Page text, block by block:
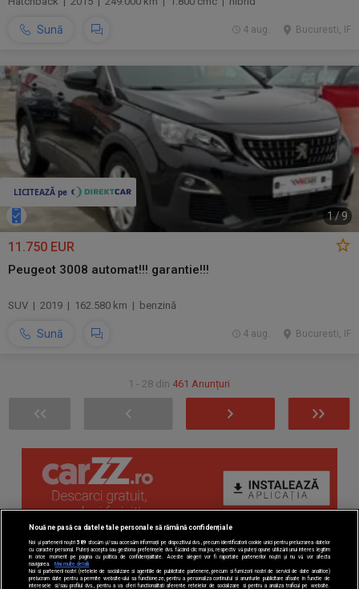
Sună Bucuresti, IF
4 aug.
1/9
11.750 EUR
Peugeot 3008 automat!!! garantie!!!
SUV | 2019 | 162.580 km | benzină
Sună Bucuresti, IF
4 aug.
1 - 28 din 461 Anunțuri
Nouă ne pasă ca datele tale personale să rămână confidențiale
Noi și partenerii noștri 589 stocăm și/sau accesăm informații pe dispozitivul dvs., precum identificatorii cookie unici pentru prelucrarea datelor
cu caracter personal. Puteți accepta sau gestiona preferințele dvs. făcând clic mai jos, respectiv vă puteți opune utilizării unui interes legitim
în orice moment pe pagina cu politica de confidențialitate. Aceste alegeri vor fi raportate partenerilor noștri și nu vă vor afecta
navigarea.
Mai multe detalii
Noi si partenerii nostri (retelele de socializare si agentiile de publicitate partenere, precum si furnizorii nostri de servicii de date analitice)
prelucram date pentru a permite website-ului sa functioneze, pentru a personaliza continutul si anunturile publicitare afisate in functie de
interesele si/sau profilul dvs., pentru a va oferi functionalitati aferente retelelor de socializare si pentru a analiza traficul pe website.